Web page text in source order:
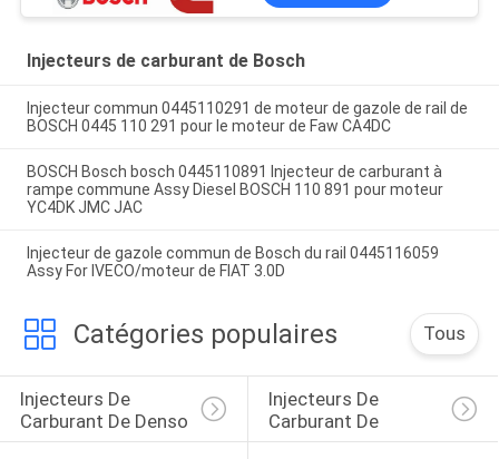
Injecteurs de carburant de Bosch
Injecteur commun 0445110291 de moteur de gazole de rail de
BOSCH 0445 110 291 pour le moteur de Faw CA4DC
BOSCH Bosch bosch 0445110891 Injecteur de carburant à
rampe commune Assy Diesel BOSCH 110 891 pour moteur
YC4DK JMC JAC
Injecteur de gazole commun de Bosch du rail 0445116059
Assy For IVECO/moteur de FIAT 3.0D
Catégories populaires Tous
Injecteurs De
Carburant De Denso
Injecteurs De
Carburant De